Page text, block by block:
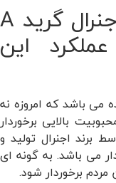
اسپلیت و کولر گازی اجنرال گرید A
این
می باشد که امروزه نه
بالایی برخوردار
برند اجنرال تولید و
می باشد. به گونه ای
برخوردار شود.